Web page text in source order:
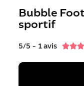
Bubble
sportif
5/5 - 1 avis 